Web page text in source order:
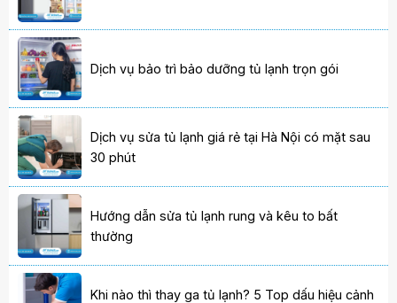
Dịch vụ bảo trì bảo dưỡng tủ lạnh trọn gói
Dịch vụ sửa tủ lạnh giá rẻ tại Hà Nội có mặt sau
30 phút
Hướng dẫn sửa tủ lạnh rung và kêu to bất
thường
Khi nào thì thay ga tủ lạnh? 5 Top dấu hiệu cảnh